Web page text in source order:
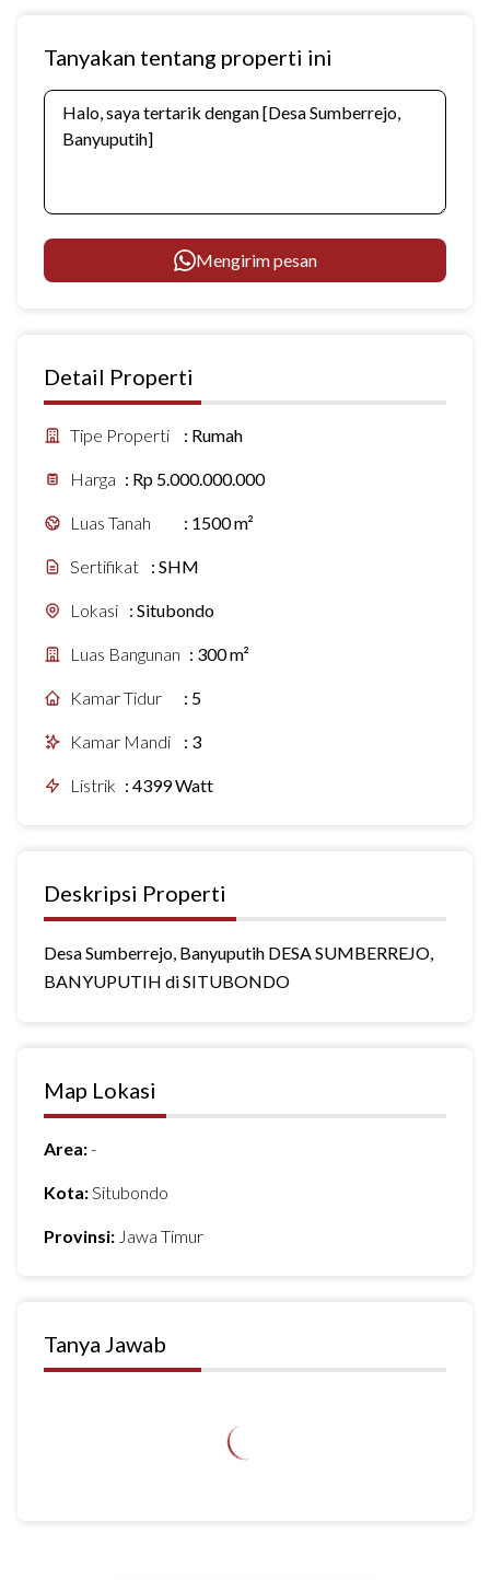
Tanyakan tentang properti ini
Mengirim pesan
Detail Properti
Tipe Properti : Rumah
Harga : Rp 5.000.000.000
Luas Tanah : 1500 m²
Sertifikat : SHM
Lokasi : Situbondo
Luas Bangunan : 300 m²
Kamar Tidur : 5
Kamar Mandi : 3
Listrik : 4399 Watt
Deskripsi Properti
Desa Sumberrejo, Banyuputih DESA SUMBERREJO,
BANYUPUTIH di SITUBONDO
Map Lokasi
Area:-
Kota:Situbondo
Provinsi: Jawa Timur
Tanya Jawab